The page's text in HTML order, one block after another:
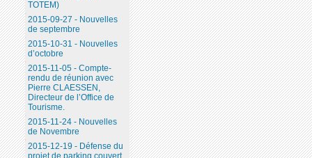
TOTEM)
2015-09-27 - Nouvelles
de septembre
2015-10-31 - Nouvelles
d’octobre
2015-11-05 - Compte-
rendu de réunion avec
Pierre CLAESSEN,
Directeur de l’Office de
Tourisme.
2015-11-24 - Nouvelles
de Novembre
2015-12-19 - Défense du